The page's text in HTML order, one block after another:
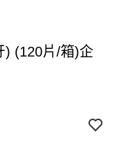
) (120片/箱)企